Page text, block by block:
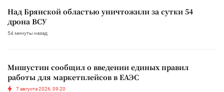
Над Брянской областью уничтожили за сутки 54
дрона ВСУ
54 минуты назад
Мишустин сообщил о введении единых правил
работы для маркетплейсов в ЕАЭС
7 августа 2026, 09:20